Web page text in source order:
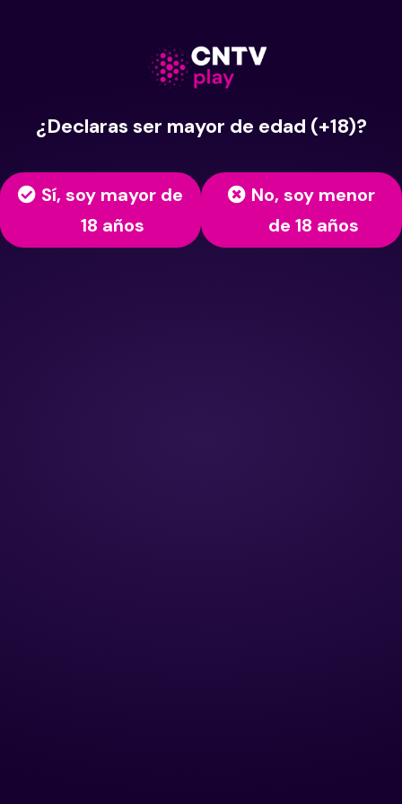
¿Declaras ser mayor de edad (+18)?
Sí, soy mayor de
18 años
No, soy menor
de 18 años